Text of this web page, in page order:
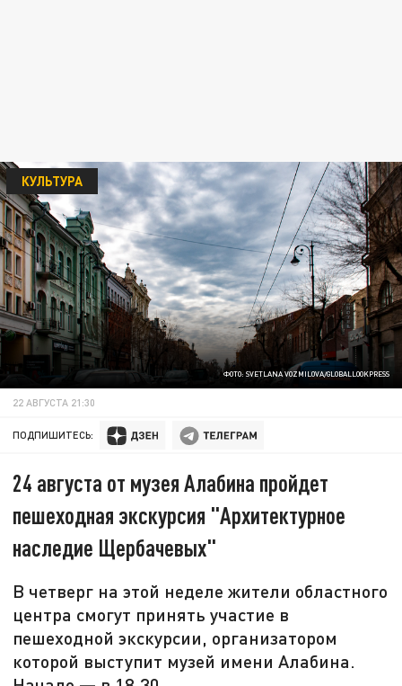
ФОТО: SVETLANA VOZMILOVA/GLOBALLOOKPRESS
КУЛЬТУРА
22 АВГУСТА 21:30
ПОДПИШИТЕСЬ:
24 августа от музея Алабина пройдет
пешеходная экскурсия "Архитектурное
наследие Щербачевых"
В четверг на этой неделе жители областного
центра смогут принять участие в
пешеходной экскурсии, организатором
которой выступит музей имени Алабина.